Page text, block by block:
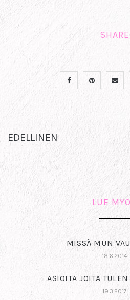
SHARE
EDELLINEN
LUE
MISSÄ MUN
18.6.2014
ASIOITA JOITA
19.3.2017